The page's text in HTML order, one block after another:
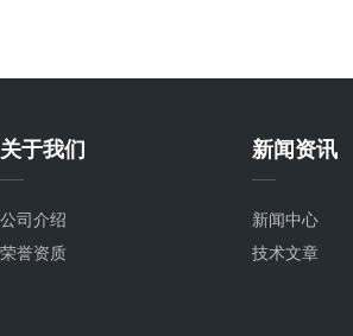
关于我们
公司介绍
荣誉资质
新闻资讯
新闻中心
技术文章